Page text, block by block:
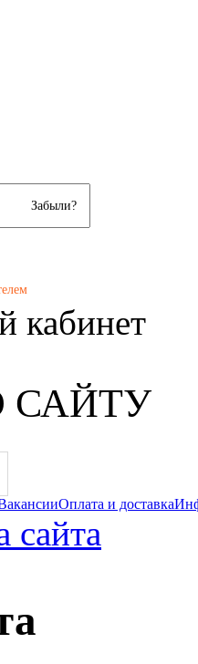
Забыли?
кабинет
САЙТУ
Оплата и доставка
сайта